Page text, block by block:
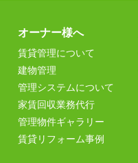
オーナー様へ
賃貸管理について
建物管理
管理システムについて
家賃回収業務代行
管理物件ギャラリー
賃貸リフォーム事例